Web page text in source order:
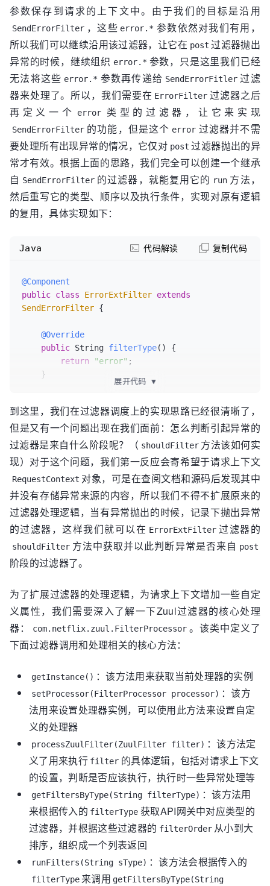
参数保存到请求的上下文中。由于我们的目标是沿用
SendErrorFilter ，这些 error.* 参数依然对我们有用，
所以我们可以继续沿用该过滤器，让它在 post 过滤器抛出
异常的时候，继续组织 error.* 参数，只是这里我们已经
无法将这些 error.* 参数再传递给 SendErrorFitler 过滤
器来处理了。所以，我们需要在 ErrorFilter 过滤器之后
再定义一个
error 类型的过滤器，让它来实现
SendErrorFilter 的功能，但是这个 error 过滤器并不需
要处理所有出现异常的情况，它仅对 post 过滤器抛出的异
常才有效。根据上面的思路，我们完全可以创建一个继承
自 SendErrorFilter 的过滤器，就能复用它的 run 方法，
然后重写它的类型、顺序以及执行条件，实现对原有逻辑
的复用，具体实现如下：
@Component
public class ErrorExtFilter extends
SendErrorFilter {
@Override
public String filterType()
{
return
"error" ;
public
int filterOrder() {
return 30 ; // 大于ErrorFilter的值
    }
@Override
public boolean shouldFilter() {
// TODO 判断：仅处理来自post过滤器引起的异
常
return
true ;
    }
Java 代码解读 复制代码
展开代码 ▼
到这里，我们在过滤器调度上的实现思路已经很清晰了，
但是又有一个问题出现在我们面前：怎么判断引起异常的
过滤器是来自什么阶段呢？（ shouldFilter 方法该如何实
现）对于这个问题，我们第一反应会寄希望于请求上下文
RequestContext 对象，可是在查阅文档和源码后发现其中
并没有存储异常来源的内容，所以我们不得不扩展原来的
过滤器处理逻辑，当有异常抛出的时候，记录下抛出异常
的过滤器，这样我们就可以在 ErrorExtFilter 过滤器的
shouldFilter 方法中获取并以此判断异常是否来自 post
阶段的过滤器了。
为了扩展过滤器的处理逻辑，为请求上下文增加一些自定
义属性，我们需要深入了解一下Zuul过滤器的核心处理
器：
com.netflix.zuul.FilterProcessor 。该类中定义了
下面过滤器调用和处理相关的核心方法：
getInstance() ：该方法用来获取当前处理器的实例
setProcessor(FilterProcessor processor) ：该方
法用来设置处理器实例，可以使用此方法来设置自定
义的处理器
processZuulFilter(ZuulFilter filter) ：该方法定
义了用来执行 filter 的具体逻辑，包括对请求上下文
的设置，判断是否应该执行，执行时一些异常处理等
getFiltersByType(String filterType) ：该方法用
来根据传入的 filterType 获取API网关中对应类型的
过滤器，并根据这些过滤器的 filterOrder 从小到大
排序，组织成一个列表返回
runFilters(String sType) ：该方法会根据传入的
filterType 来调用 getFiltersByType(String